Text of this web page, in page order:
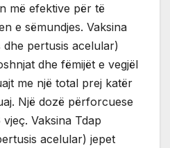
më efektive për të
e sëmundjes. Vaksina
pertusis acelular)
dhe fëmijët e vegjël
me një total prej katër
Një dozë përforcuese
Vaksina Tdap
acelular) jepet